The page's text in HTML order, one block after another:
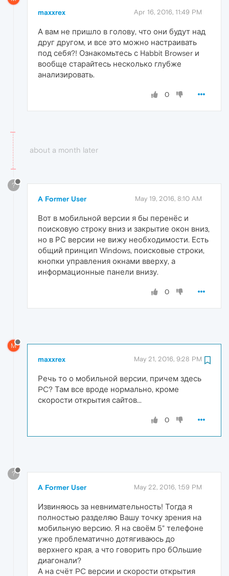
maxxrex Apr 16, 2016, 11:49 PM
А вам не пришло в голову, что они будут над
друг другом, и все это можно настраивать
под себя?! Ознакомьтесь с Habbit Browser и
вообще старайтесь несколько глубже
анализировать.
0
about a month later
?
A Former User May 19, 2016, 8:10 AM
Вот в мобильной версии я бы перенёс и
поисковую строку вниз и закрытие окон вниз,
но в РС версии не вижу необходимости. Есть
общий принцип Windows, поисковые строки,
кнопки управления окнами вверху, а
информационные панели внизу.
0
M
maxxrex May 21, 2016, 9:28 PM
Речь то о мобильной версии, причем здесь
PC? Там все вроде нормально, кроме
скорости открытия сайтов...
0
?
A Former User May 22, 2016, 1:59 PM
Извиняюсь за невнимательность! Тогда я
полностью разделяю Вашу точку зрения на
мобильную версию. Я на своём 5" телефоне
уже проблематично дотягиваюсь до
верхнего края, а что говорить про бОльшие
диагонали?
А на счёт PC версии и скорости открытия